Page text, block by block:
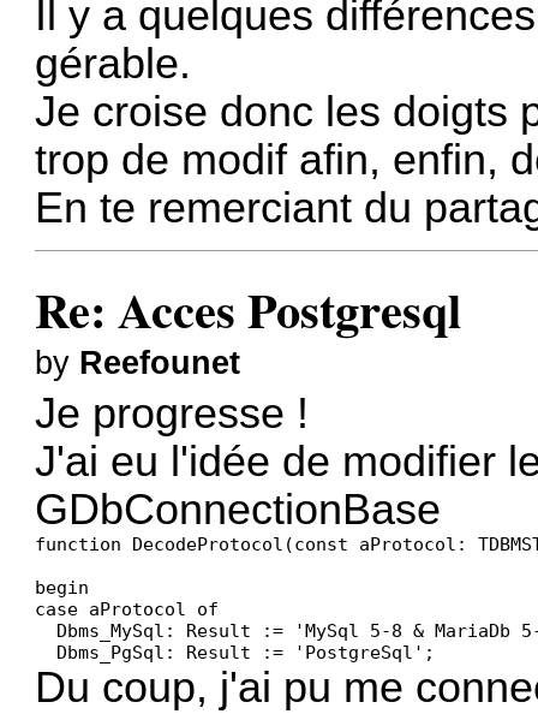
Il y a quelques
gérable.
Je croise donc les doigts
trop de modif afin, enfin,
En te remerciant du
Re: Acces Postgresql
by Reefounet
Je progresse !
J'ai eu l'idée de modifier
GDbConnectionBase
function DecodeProtocol(const aProtocol:
begin
case aProtocol of
Dbms_MySql: Result := 'MySql 5-8 & MariaDb
  Dbms_PgSql: Result := 'PostgreSql';
Du coup, j'ai pu me